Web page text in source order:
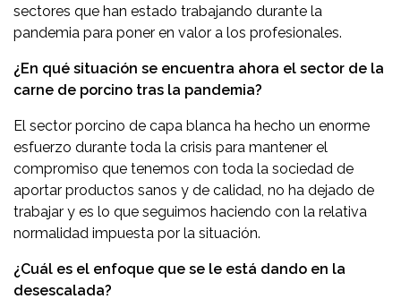
sectores que han estado trabajando durante la
pandemia para poner en valor a los profesionales.
¿En qué situación se encuentra ahora el sector de la
carne de porcino tras la pandemia?
El sector porcino de capa blanca ha hecho un enorme
esfuerzo durante toda la crisis para mantener el
compromiso que tenemos con toda la sociedad de
aportar productos sanos y de calidad, no ha dejado de
trabajar y es lo que seguimos haciendo con la relativa
normalidad impuesta por la situación.
¿Cuál es el enfoque que se le está dando en la
desescalada?